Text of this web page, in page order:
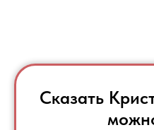
Сказать